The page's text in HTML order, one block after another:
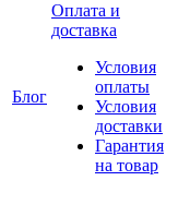
Блог
Оплата и
доставка
Условия
оплаты
Условия
доставки
Гарантия
на товар